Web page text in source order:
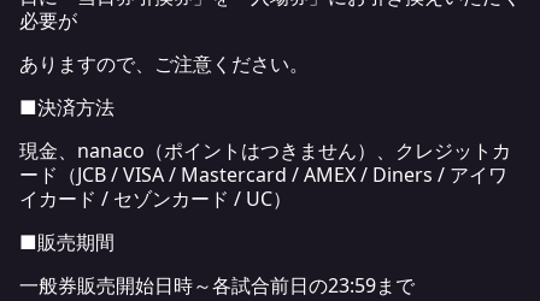
必要が
ありますので、ご注意ください。
■決済方法
現金、nanaco（ポイントはつきません）、クレジットカ
ード（JCB / VISA / Mastercard / AMEX / Diners / アイワ
イカード / セゾンカード / UC）
■販売期間
一般券販売開始日時～各試合前日の23:59まで